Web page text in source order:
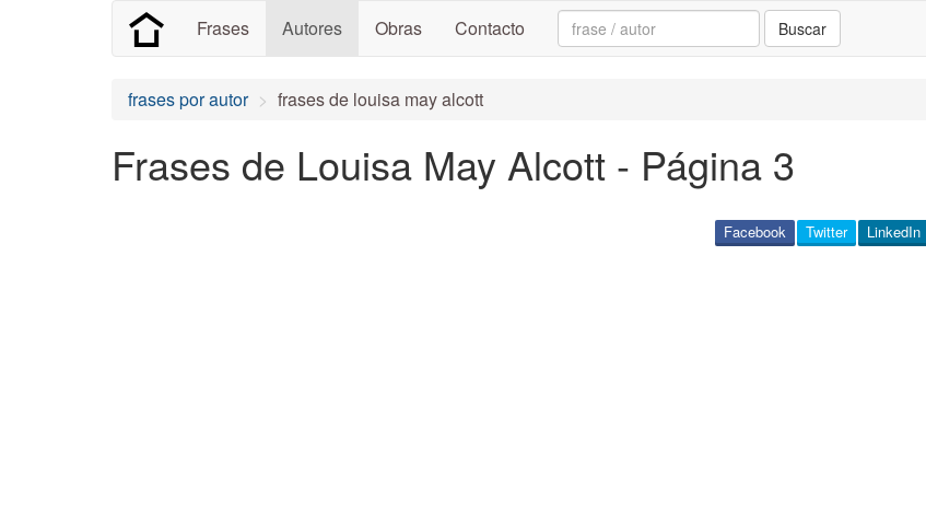
Frases Autores Obras Contacto Search: Buscar
frases por autor frases de louisa may alcott
Frases de Louisa May Alcott - Página 3
LinkedIn
Twitter
Facebook